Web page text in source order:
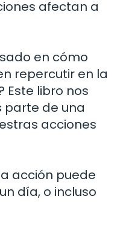
afectan a
en cómo
repercutir en la
Este libro nos
parte de una
acciones
acción puede
día, o incluso